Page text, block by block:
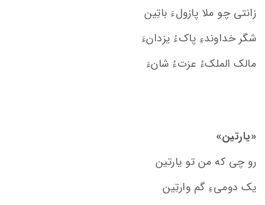
زانتی چو ملا پازولءَ باتِین
شگر خداوندءِ پاکءُ یزدانءَ
مالک الملکءُ عزتءُ شانءَ
«یارتین»
رو چی که من تو یارتین
یک دومیءِ گم وارتِین